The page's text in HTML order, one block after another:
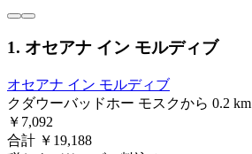
1. オセアナ イン モルディブ
オセアナ イン モルディブ
クダウーバッドホー モスクから 0.2 km
￥7,092
合計 ￥19,188